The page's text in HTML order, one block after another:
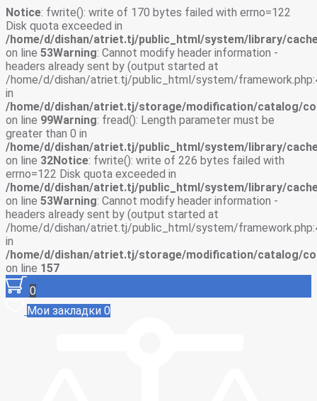
Notice: fwrite(): write of 170 bytes failed with errno=122
Disk quota exceeded in
/home/d/dishan/atriet.tj/public_html/system/library/
on line 53Warning: Cannot modify header information -
headers already sent by (output started at
/home/d/dishan/atriet.tj/public_html/system/
in
/home/d/dishan/atriet.tj/storage/modification/catalog/
on line 99Warning: fread(): Length parameter must be
greater than 0 in
/home/d/dishan/atriet.tj/public_html/system/library/
on line 32Notice: fwrite(): write of 226 bytes failed with
errno=122 Disk quota exceeded in
/home/d/dishan/atriet.tj/public_html/system/library/
on line 53Warning: Cannot modify header information -
headers already sent by (output started at
/home/d/dishan/atriet.tj/public_html/system/
in
/home/d/dishan/atriet.tj/storage/modification/catalog/
on line 157
0
Мои закладки 0